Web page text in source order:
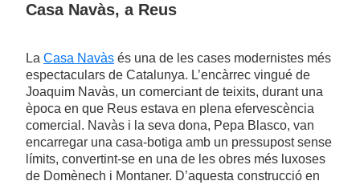
Casa Navàs, a Reus
La Casa Navàs és una de les cases modernistes més
espectaculars de Catalunya. L’encàrrec vingué de
Joaquim Navàs, un comerciant de teixits, durant una
època en que Reus estava en plena efervescència
comercial. Navàs i la seva dona, Pepa Blasco, van
encarregar una casa-botiga amb un pressupost sense
límits, convertint-se en una de les obres més luxoses
de Domènech i Montaner. D’aquesta construcció en